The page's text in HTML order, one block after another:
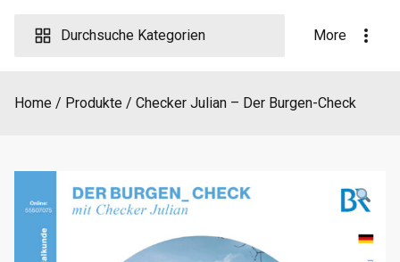
Durchsuche Kategorien More
Home Produkte Checker Julian – Der Burgen-Check